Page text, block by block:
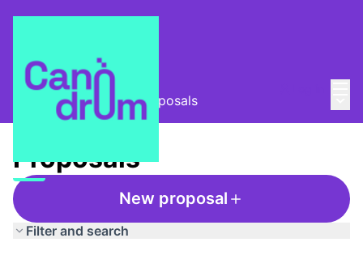
Taula Comunitària / Proposals
Proposals
New proposal
Filter and search